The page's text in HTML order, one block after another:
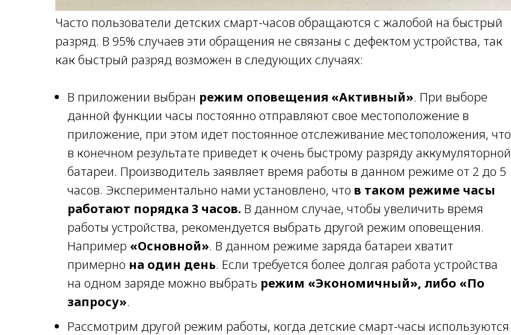
Часто пользователи детских смарт-часов обращаются с жалобой на быстрый
разряд. В 95% случаев эти обращения не связаны с дефектом устройства, так
как быстрый разряд возможен в следующих случаях:
В приложении выбран режим оповещения «Активный». При выборе
данной функции часы постоянно отправляют свое местоположение в
приложение, при этом идет постоянное отслеживание местоположения, что
в конечном результате приведет к очень быстрому разряду аккумуляторной
батареи. Производитель заявляет время работы в данном режиме от 2 до 5
часов. Экспериментально нами установлено, что в таком режиме часы
работают порядка 3 часов. В данном случае, чтобы увеличить время
работы устройства, рекомендуется выбрать другой режим оповещения.
Например «Основной». В данном режиме заряда батареи хватит
примерно на один день. Если требуется более долгая работа устройства
на одном заряде можно выбрать режим «Экономичный», либо «По
запросу».
Рассмотрим другой режим работы, когда детские смарт-часы используются